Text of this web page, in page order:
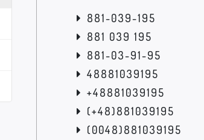
881-039-195
881 039 195
881-03-91-95
48881039195
+48881039195
(+48)881039195
(0048)881039195